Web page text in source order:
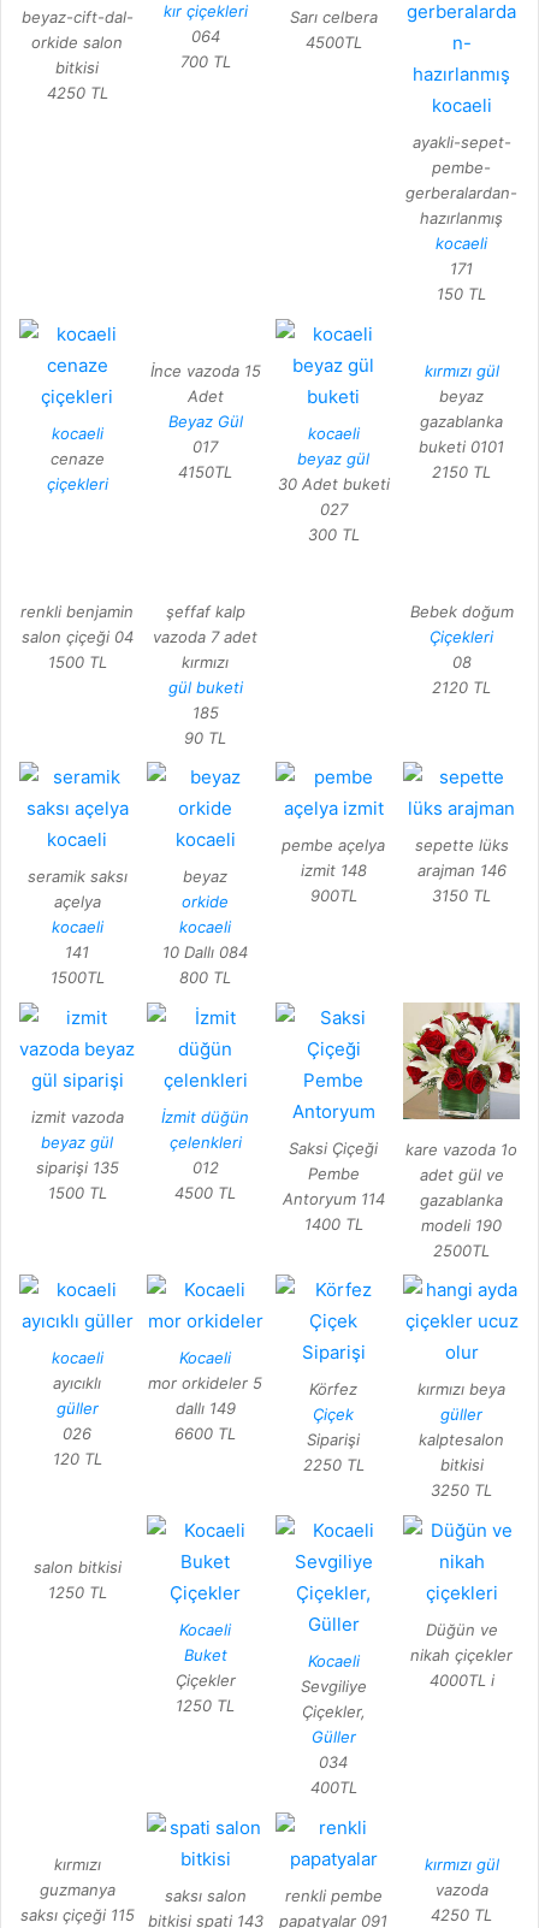
beyaz-cift-dal-
orkide salon
bitkisi
4250 TL
kır çiçekleri
064
700 TL
Sarı celbera
4500TL
ayakli-sepet-
pembe-
gerberalardan-
hazırlanmış
kocaeli
171
150 TL
kocaeli
cenaze
çiçekleri
İnce vazoda 15
Adet
Beyaz Gül
017
4150TL
kocaeli
beyaz gül
30 Adet buketi
027
300 TL
kırmızı gül
beyaz
gazablanka
buketi 0101
2150 TL
renkli benjamin
salon çiçeği 04
1500 TL
şeffaf kalp
vazoda 7 adet
kırmızı
gül buketi
185
90 TL
Bebek doğum
Çiçekleri
08
2120 TL
seramik saksı
açelya
kocaeli
141
1500TL
beyaz
orkide
kocaeli
10 Dallı 084
800 TL
pembe açelya
izmit 148
900TL
sepette lüks
arajman 146
3150 TL
izmit vazoda
beyaz gül
siparişi 135
1500 TL
İzmit düğün
çelenkleri
012
4500 TL
Saksi Çiçeği
Pembe
Antoryum 114
1400 TL
kare vazoda 1o
adet gül ve
gazablanka
modeli 190
2500TL
kocaeli
ayıcıklı
güller
026
120 TL
Kocaeli
mor orkideler 5
dallı 149
6600 TL
Körfez
Çiçek
Siparişi
2250 TL
kırmızı beya
güller
kalptesalon
bitkisi
3250 TL
salon bitkisi
1250 TL
Kocaeli
Buket
Çiçekler
1250 TL
Kocaeli
Sevgiliye
Çiçekler,
Güller
034
400TL
Düğün ve
nikah çiçekler
4000TL i
kırmızı
guzmanya
saksı çiçeği 115
saksı salon
bitkisi spati 143
renkli pembe
papatyalar 091
kırmızı gül
vazoda
4250 TL